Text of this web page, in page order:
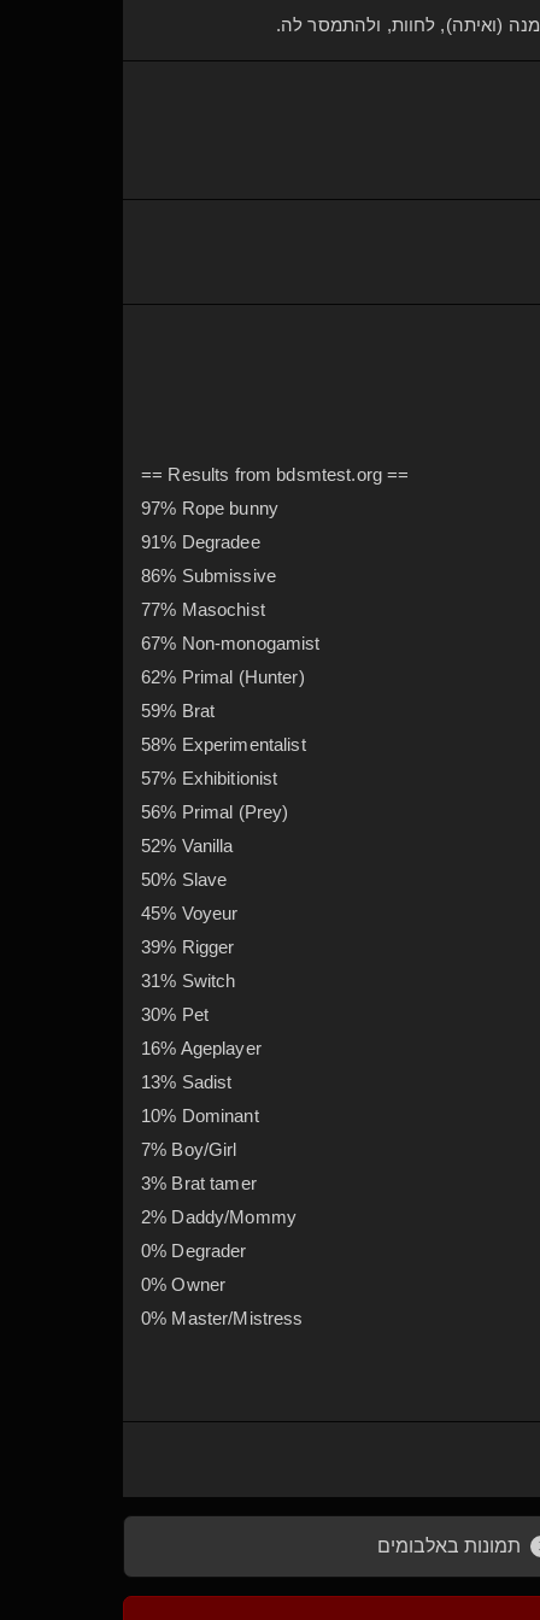
(ואיתה), לחוות, ולהתמסר לה.
== Results from bdsmtest.org ==
97% Rope bunny
91% Degradee
86% Submissive
77% Masochist
67% Non-monogamist
62% Primal (Hunter)
59% Brat
58% Experimentalist
57% Exhibitionist
56% Primal (Prey)
52% Vanilla
50% Slave
45% Voyeur
39% Rigger
31% Switch
30% Pet
16% Ageplayer
13% Sadist
10% Dominant
7% Boy/Girl
3% Brat tamer
2% Daddy/Mommy
0% Degrader
0% Owner
0% Master/Mistress
תמונות באלבומים